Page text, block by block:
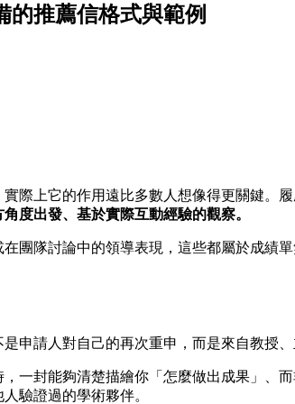
推薦信格式與範例
際上它的作用遠比多數人想像得更關鍵。
度出發、基於實際互動經驗的觀察。
團隊討論中的領導表現，這些都屬於成績
申請人對自己的再次重申，而是來自教授
一封能夠清楚描繪你「怎麼做出成果」、
驗證過的學術夥伴。